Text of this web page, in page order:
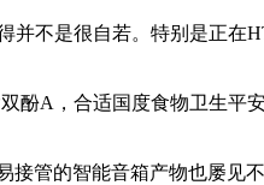
是很自若。特别是正在
A，合适国度食物卫生平
的智能音箱产物也屡见